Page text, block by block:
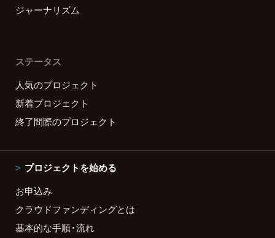
ジャーナリズム
ステータス
人気のプロジェクト
新着プロジェクト
終了間際のプロジェクト
プロジェクトを始める
お申込み
クラウドファンディングとは
基本的な手順・流れ